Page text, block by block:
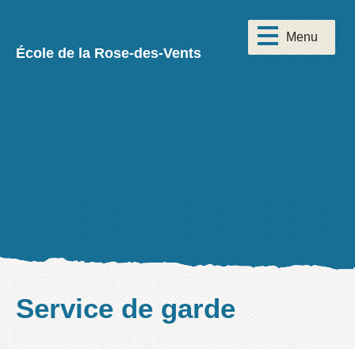
École de la Rose-des-Vents
Service de garde